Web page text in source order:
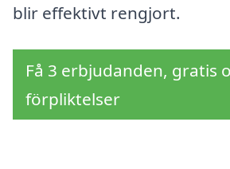
blir effektivt rengjort.
Få 3 erbjudanden, gratis
förpliktelser